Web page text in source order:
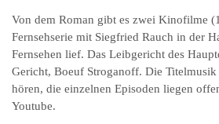
Von dem Roman gibt es zwei Kinofilme
Fernsehserie mit Siegfried Rauch in der
Fernsehen lief. Das Leibgericht des
Gericht, Boeuf Stroganoff. Die Titelmusik
hören, die einzelnen Episoden liegen
Youtube.